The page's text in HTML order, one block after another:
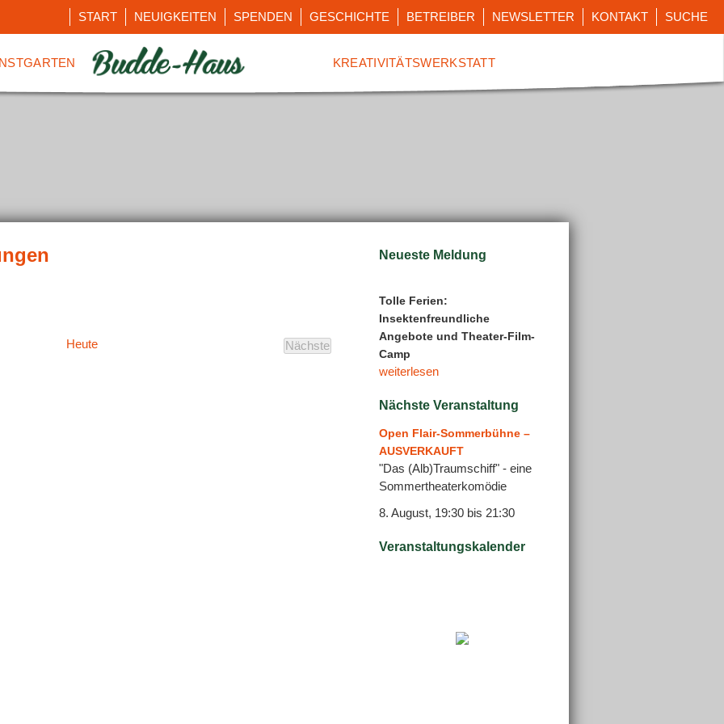
START NEUIGKEITEN SPENDEN GESCHICHTE BETREIBER NEWSLETTER KONTAKT SUCHE
KREATIVITÄTSWERKSTATT
Heute
Nächste
Veranstaltungen
Neueste Meldung
Tolle Ferien:
Insektenfreundliche
Angebote und Theater-Film-
Camp
weiterlesen
Nächste Veranstaltung
Open Flair-Sommerbühne –
AUSVERKAUFT
"Das (Alb)Traumschiff" - eine
Sommertheaterkomödie
8. August, 19:30 bis 21:30
Veranstaltungskalender